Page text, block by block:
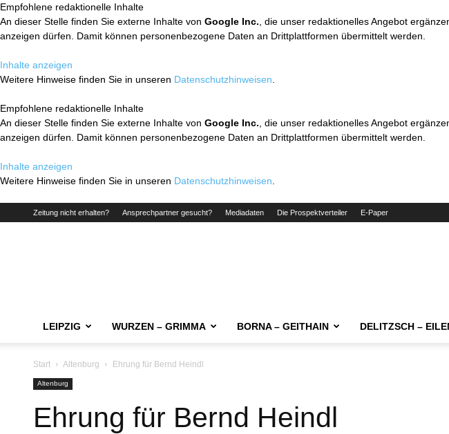
Empfohlene redaktionelle Inhalte
An dieser Stelle finden Sie externe Inhalte von Google Inc. , die unser redaktionelles Angebot
anzeigen dürfen. Damit können personenbezogene Daten an Drittplattformen übermittelt werden.
Inhalte anzeigen
Weitere Hinweise finden Sie in unseren Datenschutzhinweisen
Empfohlene redaktionelle Inhalte
An dieser Stelle finden Sie externe Inhalte von Google Inc. , die unser redaktionelles Angebot
anzeigen dürfen. Damit können personenbezogene Daten an Drittplattformen übermittelt werden.
Inhalte anzeigen
Weitere Hinweise finden Sie in unseren Datenschutzhinweisen
Zeitung nicht erhalten? Ansprechpartner gesucht? Mediadaten Die Prospektverteiler E-Paper
LEIPZIG WURZEN – GRIMMA BORNA – GEITHAIN DELITZSCH –
Start Altenburg Ehrung für Bernd Heindl
Altenburg
Ehrung für Bernd Heindl